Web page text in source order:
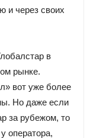
и через своих
в
рынке.
вот уже более
Но даже если
за рубежом, то
оператора,